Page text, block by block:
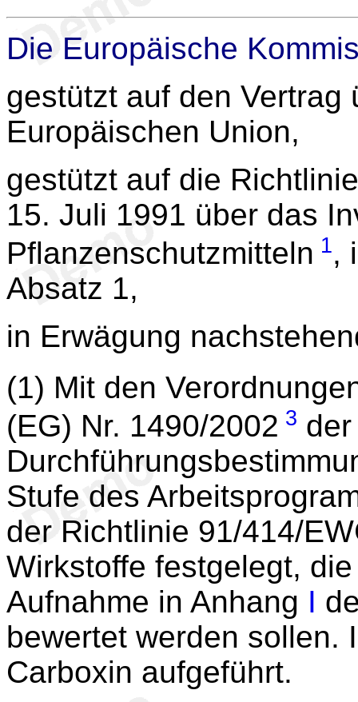
Die Europäische
gestützt auf den Vertrag
Europäischen Union,
gestützt auf die
15. Juli 1991 über das
Pflanzenschutzmitteln 1,
Absatz 1,
in Erwägung
(1) Mit den
(EG) Nr. 1490/2002 3
Stufe des
der Richtlinie 91/414/
Wirkstoffe festgelegt,
Aufnahme in Anhang I
bewertet werden sollen.
Carboxin aufgeführt.